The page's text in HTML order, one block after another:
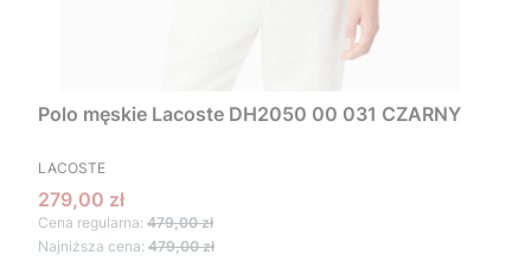
Polo męskie Lacoste DH2050 00 031 CZARNY
PRODUCENT
LACOSTE
Cena promocyjna
279,00 zł
Cena regularna: 479,00 zł
Najniższa cena: 479,00 zł